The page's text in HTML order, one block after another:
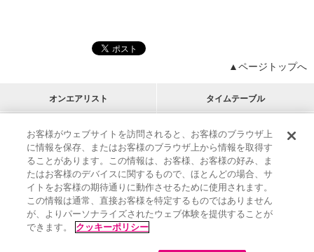
▲ページトップへ
オンエアリスト タイムテーブル
プログラムリスト チャート
アーティストリスト
M-ON!
RECOMMEND
リクエスト
インフォメーション | プレゼント&ご招待
MUSIC ON! TV（エムオン!）とは？ | サポート
サイト案内
| エムオン!友の会 | クッキーの詳細
お客様がウェブサイトを訪問されると、お客様のブラウザ上
に情報を保存、またはお客様のブラウザ上から情報を取得す
ることがあります。この情報は、お客様、お客様の好み、ま
たはお客様のデバイスに関するもので、ほとんどの場合、サ
イトをお客様の期待通りに動作させるために使用されます。
この情報は通常、直接お客様を特定するものではありません
が、よりパーソナライズされたウェブ体験を提供することが
できます。
クッキーポリシー